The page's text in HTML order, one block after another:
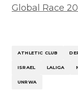
Global Race
ATHLETIC CLUB
ISRAEL LALIGA
UNRWA